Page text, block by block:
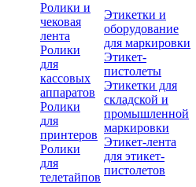
Ролики и
чековая
лента
Ролики
для
кассовых
аппаратов
Ролики
для
принтеров
Ролики
для
телетайпов
Этикетки и
оборудование
для маркировки
Этикет-
пистолеты
Этикетки для
складской и
промышленной
маркировки
Этикет-лента
для этикет-
пистолетов